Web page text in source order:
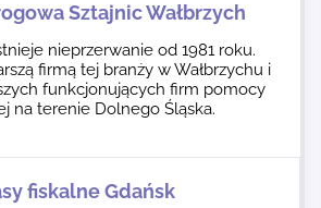
Sztajnic Wałbrzych
nieprzerwanie od 1981 roku.
firmą tej branży w Wałbrzychu i
funkcjonujących firm pomocy
na terenie Dolnego Śląska.
fiskalne Gdańsk